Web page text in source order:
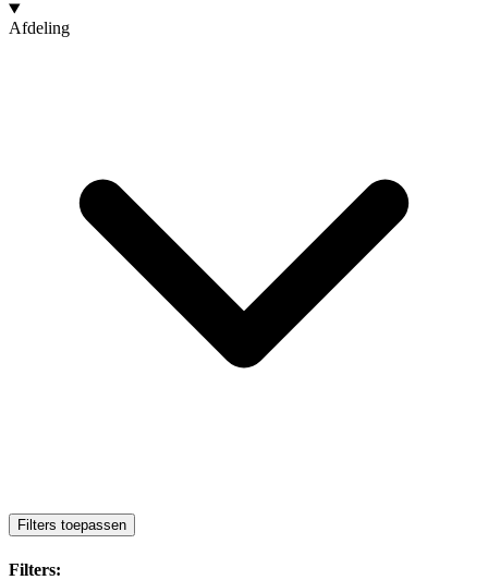
Afdeling
Filters toepassen
Filters: